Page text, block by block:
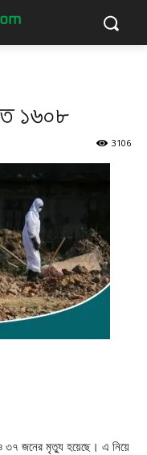
১৬০৮
3106
৩৭ জনের মৃত্যু হয়েছে। এ নিয়ে